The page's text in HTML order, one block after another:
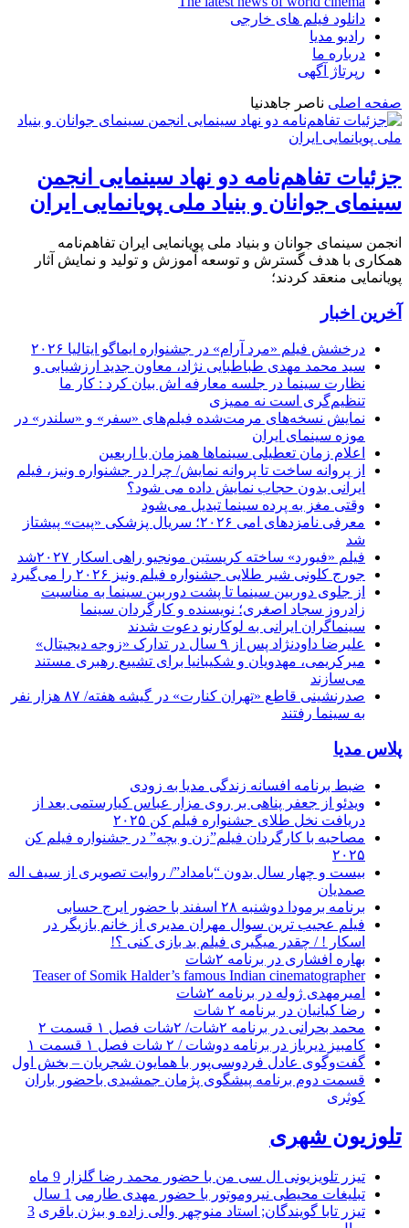
دانلود فیلم های خارجی
رادیو مدیا
درباره ما
رپرتاژ آگهی
صفحه اصلی ناصر جاهدنیا
جزئیات تفاهم‌نامه دو نهاد سینمایی انجمن
سینمای جوانان و بنیاد ملی پویانمایی ایران
انجمن سینمای جوانان و بنیاد ملی پویانمایی ایران تفاهم‌نامه
همکاری با هدف گسترش و توسعه آموزش و تولید و نمایش آثار
پویانمایی منعقد کردند؛
آخرین اخبار
درخشش فیلم «مرد آرام» در جشنواره ایماگو ایتالیا ۲۰۲۶
سید محمد مهدی طباطبایی نژاد، معاون جدید ارزشیابی و
نظارت سینما در جلسه معارفه اش بیان کرد : کار ما
تنظیم‌گری است نه ممیزی
نمایش نسخه‌های مرمت‌شده فیلم‌های «سفر» و «سلندر» در
موزه سینمای ایران
اعلام زمان تعطیلی سینماها همزمان با اربعین
از پروانه ساخت تا پروانه نمایش/ چرا در جشنواره ونیز، فیلم
ایرانی بدون حجاب نمایش داده می شود؟
وقتی مغز به پرده سینما تبدیل می‌شود
معرفی نامزدهای امی ۲۰۲۶؛ سریال پزشکی «پیت» پیشتاز
شد
فیلم «فیورد» ساخته کریستین مونجیو راهی اسکار ۲۰۲۷شد
جورج کلونی شیر طلایی جشنواره فیلم ونیز ۲۰۲۶ را می‌گیرد
از جلوی دوربین سینما تا پشت دوربین سینما به مناسبت
زادروز سجاد اصغری؛ نویسنده و کارگردان سینما
سینماگران ایرانی به لوکارنو دعوت شدند
علیرضا داودنژاد پس از ۹ سال در تدارک «زوجه دیجیتال»
میرکریمی، مهدویان و شکیبانیا برای تشییع رهبری مستند
می‌سازند
صدرنشینی قاطع «تهران کنارت» در گیشه هفته/ ۸۷ هزار نفر
به سینما رفتند
پلاس مدیا
ضبط برنامه افسانه زندگی مدیا به زودی
ویدئو از جعفر پناهی بر روی مزار عباس کیارستمی بعد از
دریافت نخل طلای جشنواره فیلم کن ۲۰۲۵
مصاحبه با کارگردان فیلم”زن و بچه” در جشنواره فیلم کن
۲۰۲۵
بیست و چهار سال بدون “بامداد”/ روایت تصویری از سیف اله
صمدیان
برنامه برمودا دوشنبه ۲۸ اسفند با حضور ایرج حسابی
فیلم عجیب ترین سوال مهران مدیری از خانم بازیگر در
اسکار ! / چقدر میگیری فیلم بد بازی کنی ؟!
بهاره افشاری در برنامه ۲شات
Teaser of Somik Halder’s famous Indian cinematographer
امیرمهدی ژوله در برنامه ۲شات
رضا کیانیان در برنامه ۲ شات
محمد بحرانی در برنامه ۲شات/ ۲شات فصل ۱ قسمت ۲
کامبیز دیرباز در برنامه دوشات / ۲ شات فصل ۱ قسمت ۱
گفت‌وگوی عادل فردوسی‌پور با همایون شجریان – بخش اول
قسمت دوم برنامه پیشگوی پژمان جمشیدی باحضور باران
کوثری
تلوزیون شهری
تیزر تلویزیونی ال سی من با حضور محمد رضا گلزار 9 ماه
تبلیغات محیطی نیروموتور با حضور مهدی طارمی 1 سال
تیزر تابا گویندگان; استاد منوچهر والی زاده و بیژن باقری 3